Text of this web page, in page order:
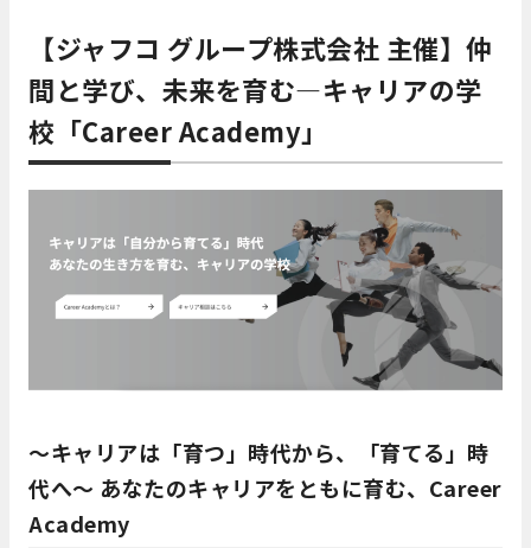
【ジャフコ グループ株式会社 主催】仲
間と学び、未来を育む—キャリアの学
校「Career Academy」
〜キャリアは「育つ」時代から、「育てる」時
代へ〜 あなたのキャリアをともに育む、Career
Academy